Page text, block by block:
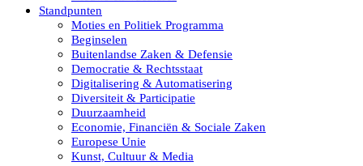
Standpunten
Moties en Politiek Programma
Beginselen
Buitenlandse Zaken & Defensie
Democratie & Rechtsstaat
Digitalisering & Automatisering
Diversiteit & Participatie
Duurzaamheid
Economie, Financiën & Sociale Zaken
Europese Unie
Kunst, Cultuur & Media